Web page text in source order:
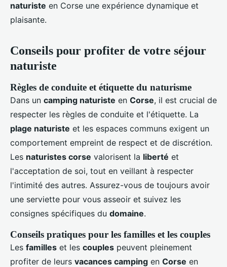
naturiste en Corse une expérience dynamique et
plaisante.
Conseils pour profiter de votre séjour
naturiste
Règles de conduite et étiquette du naturisme
Dans un camping naturiste en Corse, il est crucial de
respecter les règles de conduite et l'étiquette. La
plage naturiste et les espaces communs exigent un
comportement empreint de respect et de discrétion.
Les naturistes corse valorisent la liberté et
l'acceptation de soi, tout en veillant à respecter
l'intimité des autres. Assurez-vous de toujours avoir
une serviette pour vous asseoir et suivez les
consignes spécifiques du domaine.
Conseils pratiques pour les familles et les couples
Les familles et les couples peuvent pleinement
profiter de leurs vacances camping en Corse en